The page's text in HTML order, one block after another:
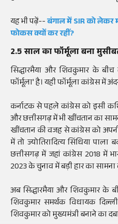
यह भी पढ़ें--बंगाल में SIR को लेकर
फोकस क्यों कर रहीं?
2.5 साल का फॉर्मूला बना
सिद्धारमैया और शिवकुमार के
फॉर्मूला' है। यही फॉर्मूला कांग्रेस में
कर्नाटक से पहले कांग्रेस को इसी
और छत्तीसगढ़ में भी खींचतान का
खींचतान की वजह से कांग्रेस को
में तो ज्योतिरादित्य सिंधिया
छत्तीसगढ़ में जहां कांग्रेस 2018 में
2023 के चुनाव में बड़ी हार का सामना
अब सिद्धारमैया और शिवकुमार के
शिवकुमार समर्थक विधायक
शिवकुमार को मुख्यमंत्री बनाने का